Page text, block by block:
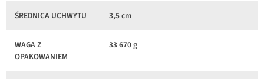
ŚREDNICA UCHWYTU 3,5 cm
WAGA Z
OPAKOWANIEM
33 670 g